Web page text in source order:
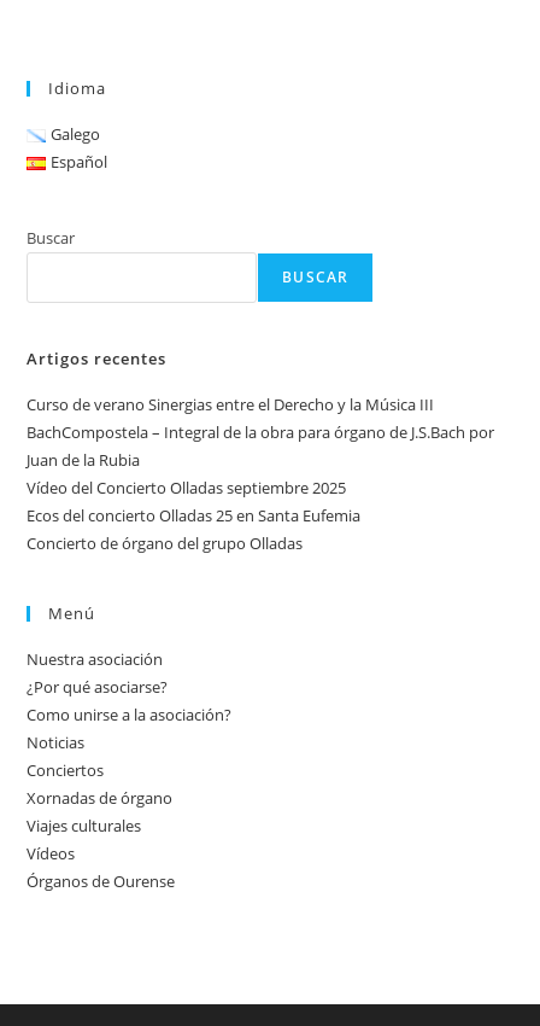
Idioma
Galego
Español
Buscar
BUSCAR
Artigos recentes
Curso de verano Sinergias entre el Derecho y la Música III
BachCompostela – Integral de la obra para órgano de J.S.Bach por
Juan de la Rubia
Vídeo del Concierto Olladas septiembre 2025
Ecos del concierto Olladas 25 en Santa Eufemia
Concierto de órgano del grupo Olladas
Menú
Nuestra asociación
¿Por qué asociarse?
Como unirse a la asociación?
Noticias
Conciertos
Xornadas de órgano
Viajes culturales
Vídeos
Órganos de Ourense